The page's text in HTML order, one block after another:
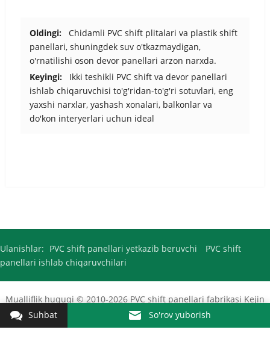
Oldingi:
Chidamli PVC shift plitalari va plastik shift
panellari, shuningdek suv o'tkazmaydigan,
o'rnatilishi oson devor panellari arzon narxda.
Keyingi:
Ikki teshikli PVC shift va devor panellari
ishlab chiqaruvchisi to'g'ridan-to'g'ri sotuvlari, eng
yaxshi narxlar, yashash xonalari, balkonlar va
do'kon interyerlari uchun ideal
Ulanishlar: PVC shift panellari yetkazib beruvchi
PVC shift
panellari ishlab chiqaruvchilari
Mualliflik huquqi © 2010-2026 PVC shift panellari fabrikasi Kejin
barcha huquqlari himoyalangan.
Suhbat So'rov yuborish